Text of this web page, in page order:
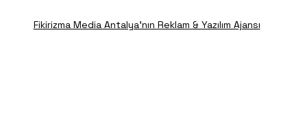
Fikirizma Media Antalya'nın Reklam & Yazılım Ajansı